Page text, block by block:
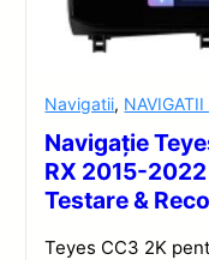
Navigatii, NAVIGATII
Navigație
RX 2015-
Testare &
Teyes CC3 2K